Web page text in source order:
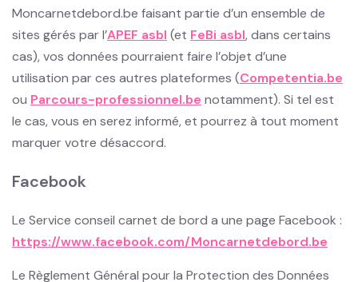
Moncarnetdebord.be faisant partie d’un ensemble de
sites gérés par l’APEF asbl (et FeBi asbl, dans certains
cas), vos données pourraient faire l’objet d’une
utilisation par ces autres plateformes (Competentia.be
ou Parcours-professionnel.be notamment). Si tel est
le cas, vous en serez informé, et pourrez à tout moment
marquer votre désaccord.
Facebook
Le Service conseil carnet de bord a une page Facebook :
https://www.facebook.com/Moncarnetdebord.be
Le Règlement Général pour la Protection des Données